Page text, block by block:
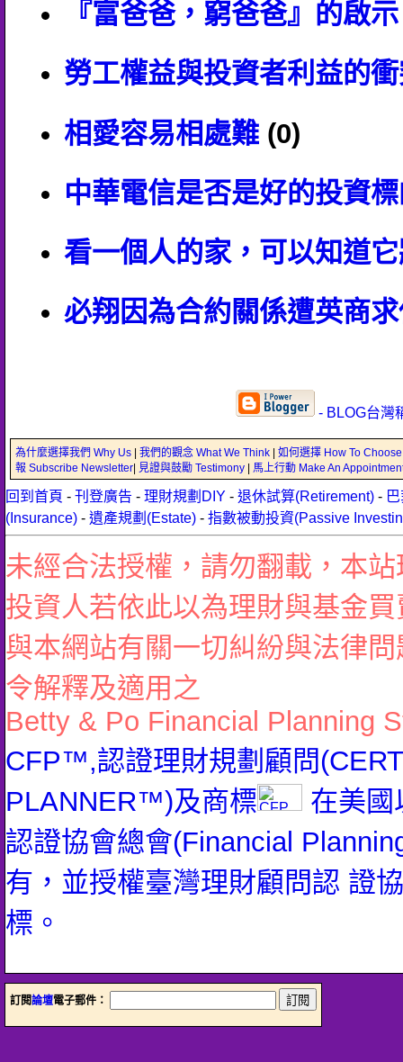
『富爸爸，窮爸爸』的啟示
勞工權益與投資者利益的
相愛容易相處難 (0)
中華電信是否是好的投資
看一個人的家，可以知道
必翔因為合約關係遭英商
- BLOG台灣
為什麼選擇我們 Why Us | 我們的觀念 What We Think | 如何選擇 How To Choose
報 Subscribe Newsletter| 見證與鼓勵 Testimony | 馬上行動 Make An
回到首頁 - 刊登廣告 - 理財規劃DIY - 退休試算(Retirement) -
(Insurance) - 遺產規劃(Estate) - 指數被動投資(Passive
未經合法授權，請勿翻載，本
投資人若依此以為理財與基金
與本網站有關一切糾紛與法律
令解釋及適用之
Betty & Po Financial Planning
CFP™,認證理財規劃顧問
PLANNER™)及商標
在美國
認證協會總會(Financial
有，並授權臺灣理財顧問認 證
標。
訂閱論壇電子郵件：